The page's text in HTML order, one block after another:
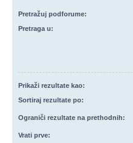
Pretražuj podforume:
Pretraga u:
Prikaži rezultate kao:
Sortiraj rezultate po:
Ograniči rezultate na prethodnih:
Vrati prve: